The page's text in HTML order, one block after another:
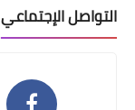
التواصل الإجتماعي